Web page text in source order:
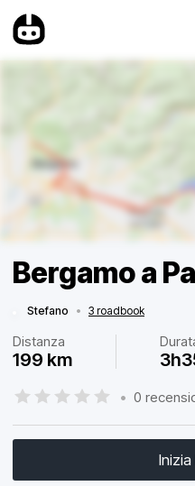
Bergamo a
Stefano • 3 roadbook
Distanza
199 km
• 0